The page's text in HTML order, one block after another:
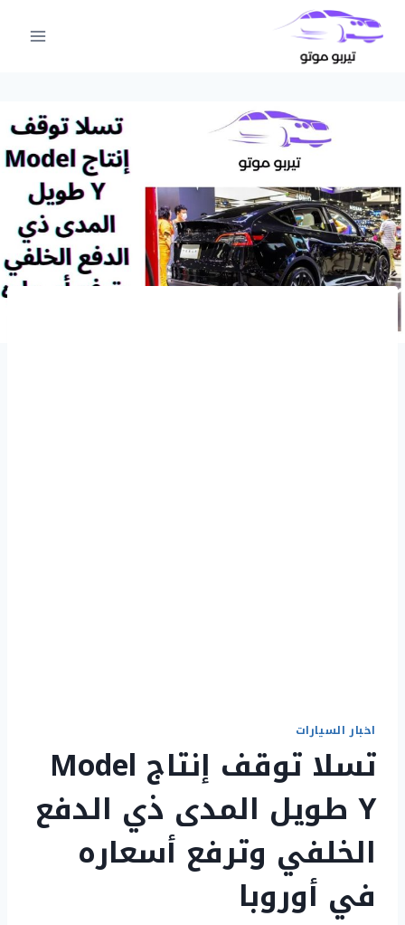
التجاوز
إلى
المحتوى
اخبار السيارات
تسلا توقف إنتاج Model
Y طويل المدى ذي الدفع
الخلفي وترفع أسعاره
في أوروبا